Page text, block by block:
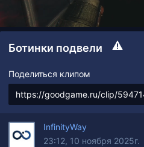
Ботинки подвели
Поделиться клипом
InfinityWay
23:12, 10 ноября 2025г.